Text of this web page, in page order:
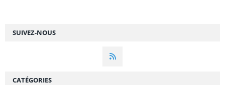
SUIVEZ-NOUS
CATÉGORIES